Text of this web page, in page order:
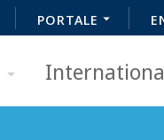
PORTALE